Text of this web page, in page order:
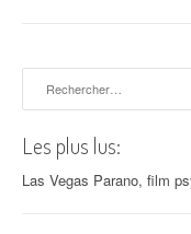
Les plus lus:
Las Vegas Parano, film